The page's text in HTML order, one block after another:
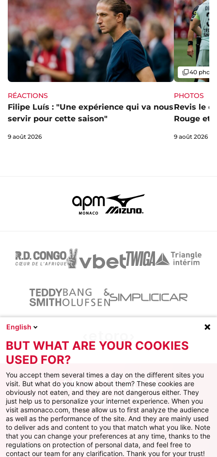
RÉACTIONS
Filipe Luís : "Une expérience qui va nous
servir pour cette saison"
9 août 2026
PHOTOS
Revis le
Rouge et
Galerie
40
9 août 2026
Facebook
X Instagram
YoutubeTikTokTwitch
AS MONACO
English
BUT WHAT ARE YOUR COOKIES
USED FOR?
You accept them several times a day on the different sites you
visit. But what do you know about them? These cookies are
obviously not eaten, and they are not dangerous either. They
just help us to personalize your internet experience. When you
visit asmonaco.com, these allow us to first analyze the audience
as well as the performance of the site. And they are mainly used
to deliver ads and content to you that match what you like. Note
that you can change your preferences at any time, thanks to the
regulations on protection of personal data, and feel free to
contact our team for any clarification. Thank you for your trust!